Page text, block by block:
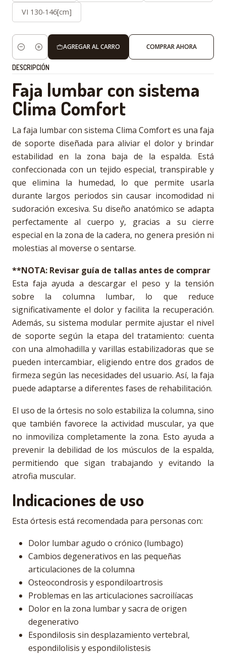
VI 130-146[cm]
Cantidad
AGREGAR AL CARRO COMPRAR AHORA
DESCRIPCIÓN
Faja lumbar con sistema
Clima Comfort
La faja lumbar con sistema Clima Comfort es una faja
de soporte diseñada para aliviar el dolor y brindar
estabilidad en la zona baja de la espalda. Está
confeccionada con un tejido especial, transpirable y
que elimina la humedad, lo que permite usarla
durante largos periodos sin causar incomodidad ni
sudoración excesiva. Su diseño anatómico se adapta
perfectamente al cuerpo y, gracias a su cierre
especial en la zona de la cadera, no genera presión ni
molestias al moverse o sentarse.
**NOTA: Revisar guía de tallas antes de comprar
Esta faja ayuda a descargar el peso y la tensión
sobre la columna lumbar, lo que reduce
significativamente el dolor y facilita la recuperación.
Además, su sistema modular permite ajustar el nivel
de soporte según la etapa del tratamiento: cuenta
con una almohadilla y varillas estabilizadoras que se
pueden intercambiar, eligiendo entre dos grados de
firmeza según las necesidades del usuario. Así, la faja
puede adaptarse a diferentes fases de rehabilitación.
El uso de la órtesis no solo estabiliza la columna, sino
que también favorece la actividad muscular, ya que
no inmoviliza completamente la zona. Esto ayuda a
prevenir la debilidad de los músculos de la espalda,
permitiendo que sigan trabajando y evitando la
atrofia muscular.
Indicaciones de uso
Esta órtesis está recomendada para personas con:
Dolor lumbar agudo o crónico (lumbago)
Cambios degenerativos en las pequeñas
articulaciones de la columna
Osteocondrosis y espondiloartrosis
Problemas en las articulaciones sacroilíacas
Dolor en la zona lumbar y sacra de origen
degenerativo
Espondilosis sin desplazamiento vertebral,
espondilolisis y espondilolistesis